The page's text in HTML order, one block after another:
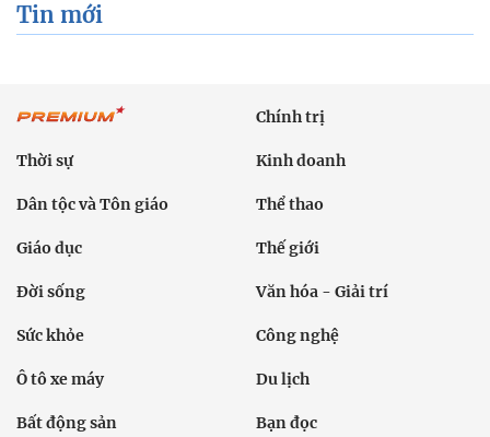
Tin mới
Chính trị
Thời sự Kinh doanh
Dân tộc và Tôn giáo Thể thao
Giáo dục Thế giới
Đời sống Văn hóa - Giải trí
Sức khỏe Công nghệ
Ô tô xe máy Du lịch
Bất động sản Bạn đọc